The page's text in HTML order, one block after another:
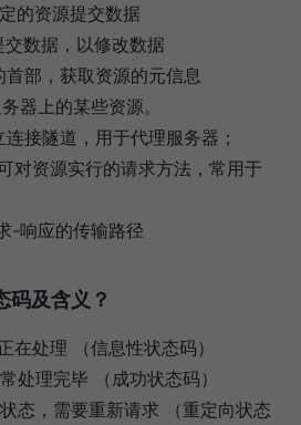
的资源提交数据
交数据，以修改数据
首部，获取资源的元信息
器上的某些资源。
连接隧道，用于代理服务器；
对资源实行的请求方法，常用于
-响应的传输路径
码及含义？
在处理 （信息性状态码）
处理完毕 （成功状态码）
态，需要重新请求 （重定向状态